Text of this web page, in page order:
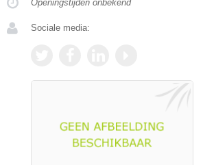
Openingstijden onbekend
Sociale media: